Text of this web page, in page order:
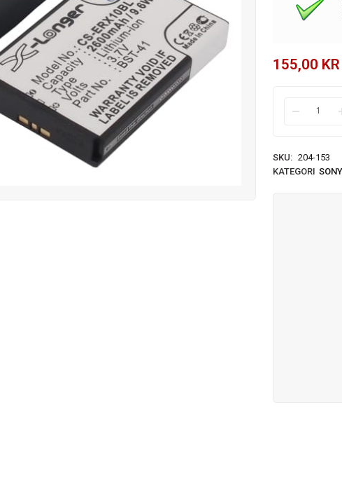
155,00 KR
SKU: 204-153
KATEGORI